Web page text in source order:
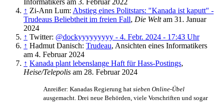
↑ Zi-Ann Lum: Abstieg eines Politstars: "Kanada ist kaputt" -
Trudeaus Beliebtheit im freien Fall, Die Weltam 31. Januar
2024
↑ Twitter: @dockyyyyyyyyy - 4. Febr. 2024 - 17:43 Uhr
↑ Hadmut Danisch: Trudeau, Ansichten eines Informatikers
am 4. Februar 2024
↑ Kanada plant lebenslange Haft für Hass-Postings,
Heise/Telepolis am 28. Februar 2024
Anreißer: Kanadas Regierung hat sieben Online-Übel
ausgemacht. Drei neue Behörden, viele Vorschriften und sogar